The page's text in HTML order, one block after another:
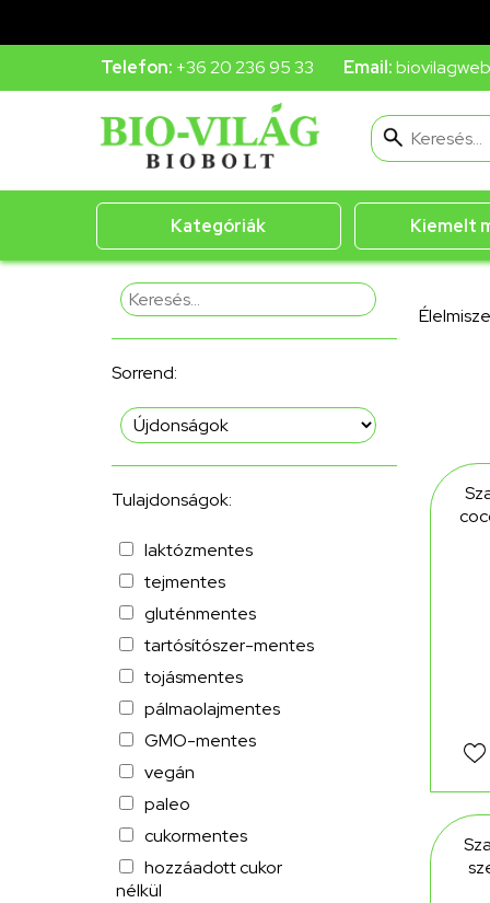
Telefon: +36 20 236 95 33 Email:
Kategóriák Kiemelt
Sorrend:
Tulajdonságok:
laktózmentes
tejmentes
gluténmentes
tartósítószer-mentes
tojásmentes
pálmaolajmentes
GMO-mentes
vegán
paleo
cukormentes
hozzáadott cukor
nélkül